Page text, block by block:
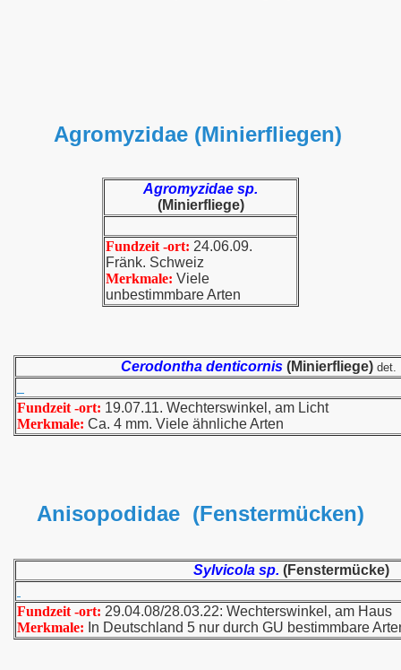
Agromyzidae (Minierfliegen)
Agromyzidae sp.
(Minierfliege)
Fundzeit -ort: 24.06.09.
Fränk. Schweiz
Merkmale: Viele
unbestimmbare Arten
Cerodontha denticornis(Minierfliege) det.
Fundzeit -ort: 19.07.11. Wechterswinkel, am Licht
Merkmale: Ca. 4 mm. Viele ähnliche Arten
Anisopodidae (Fenstermücken)
Sylvicola sp. (Fenstermücke)
Fundzeit -ort: 29.04.08/28.03.22: Wechterswinkel, am Haus
Merkmale: In Deutschland 5 nur durch GU bestimmbare